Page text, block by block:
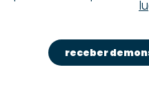
receber